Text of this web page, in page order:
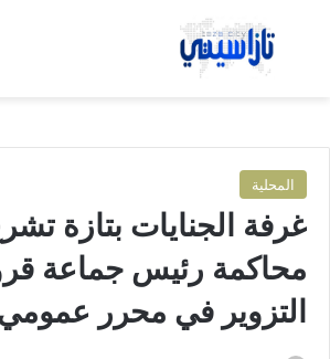
بحث عن
المحلية
غرفة الجنايات بتازة
محاكمة رئيس جماعة
التزوير في محرر